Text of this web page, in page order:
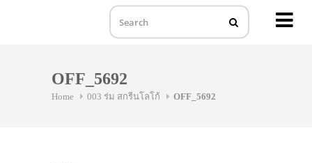
OFF_5692
Home 003 ร่ม สกรีนโลโก้ OFF_5692